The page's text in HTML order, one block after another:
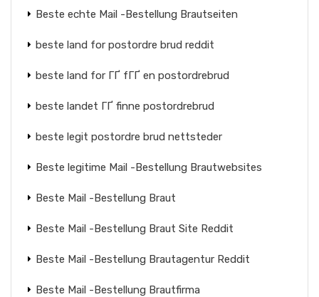
Beste echte Mail -Bestellung Brautseiten
beste land for postordre brud reddit
beste land for ГҐ fГҐ en postordrebrud
beste landet ГҐ finne postordrebrud
beste legit postordre brud nettsteder
Beste legitime Mail -Bestellung Brautwebsites
Beste Mail -Bestellung Braut
Beste Mail -Bestellung Braut Site Reddit
Beste Mail -Bestellung Brautagentur Reddit
Beste Mail -Bestellung Brautfirma